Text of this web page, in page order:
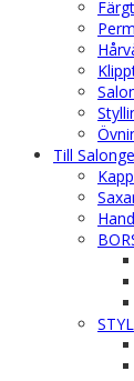
Till